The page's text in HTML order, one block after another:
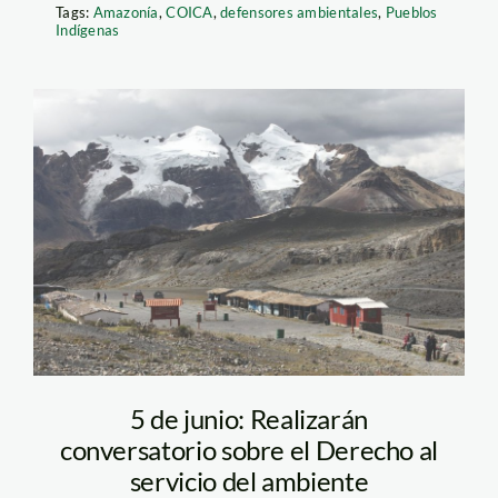
Tags: Amazonía,COICA,defensores ambientales, Pueblos
Indígenas
cambio climatico –
andina
5 de junio: Realizarán
conversatorio sobre el Derecho al
servicio del ambiente